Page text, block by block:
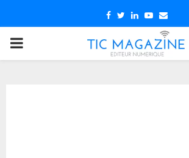
Facebook
TwitterLinkedin
Youtube
Email
PRIMARY